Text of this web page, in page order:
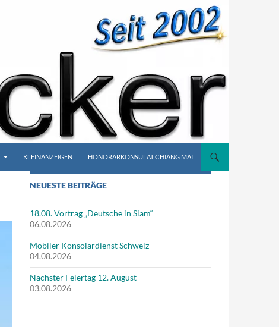
KLEINANZEIGEN HONORARKONSULAT CHIANG MAI
NEUESTE BEITRÄGE
18.08. Vortrag „Deutsche in Siam“
06.08.2026
Mobiler Konsolardienst Schweiz
04.08.2026
Nächster Feiertag 12. August
03.08.2026